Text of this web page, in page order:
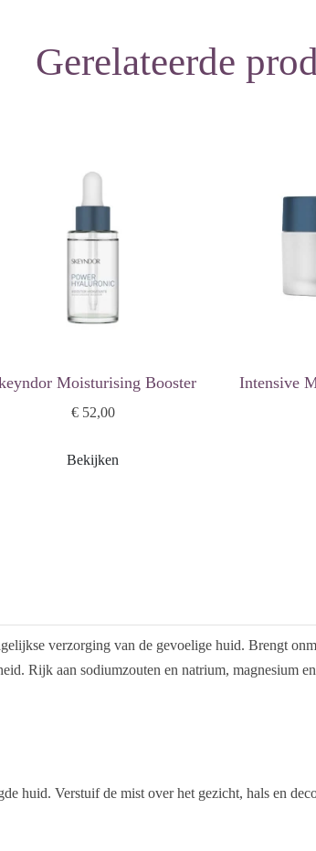
Gerelateerde
Moisturising Booster
€ 52,00
Bekijken
Intensive
verzorging van de gevoelige huid. Brengt
Rijk aan sodiumzouten en natrium, magnesium
huid. Verstuif de mist over het gezicht, hals en